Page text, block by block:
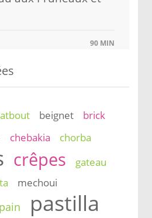
90 MIN
beignet brick
chebakia chorba
crêpes
gateau
mechoui
pain pastilla